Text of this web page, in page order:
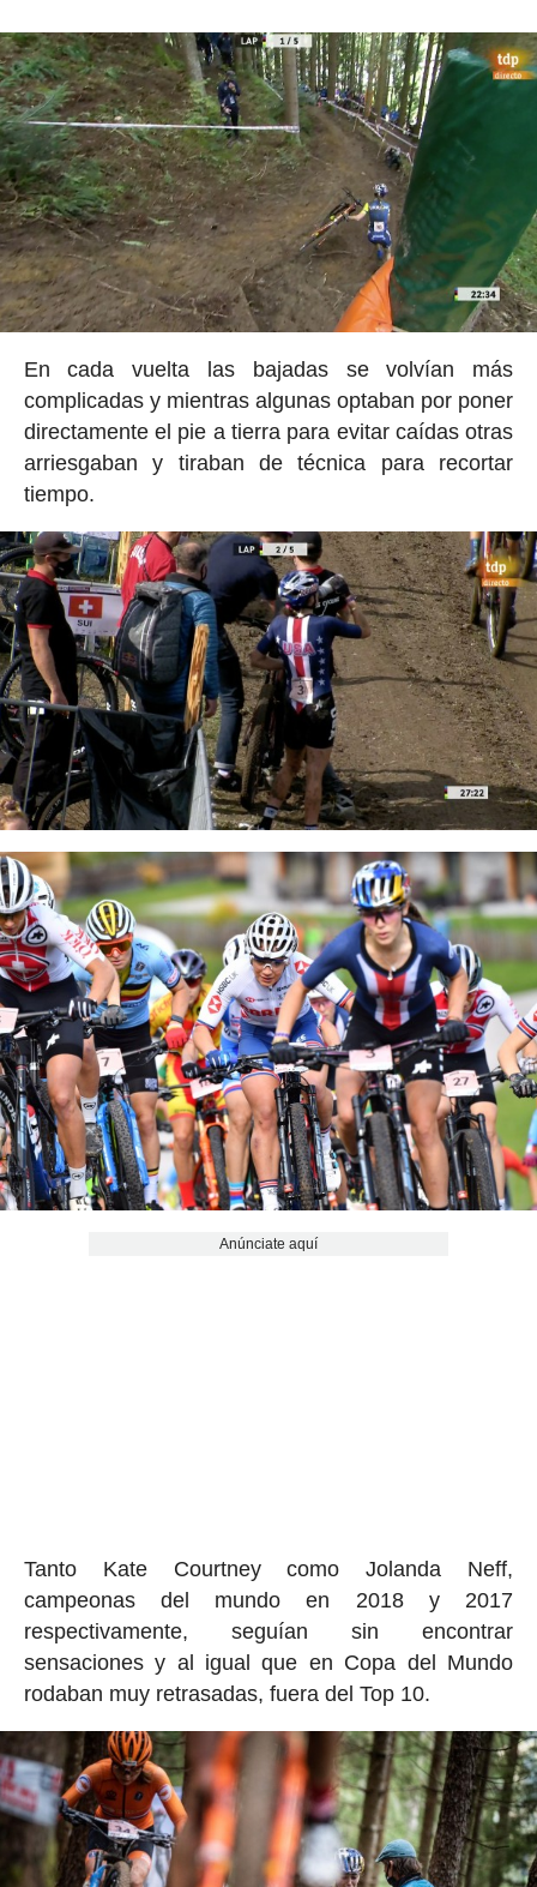
En cada vuelta las bajadas se volvían más
complicadas y mientras algunas optaban por poner
directamente el pie a tierra para evitar caídas otras
arriesgaban y tiraban de técnica para recortar
tiempo.
Anúnciate aquí
Tanto Kate Courtney como Jolanda Neff,
campeonas del mundo en 2018 y 2017
respectivamente, seguían sin encontrar
sensaciones y al igual que en Copa del Mundo
rodaban muy retrasadas, fuera del Top 10.